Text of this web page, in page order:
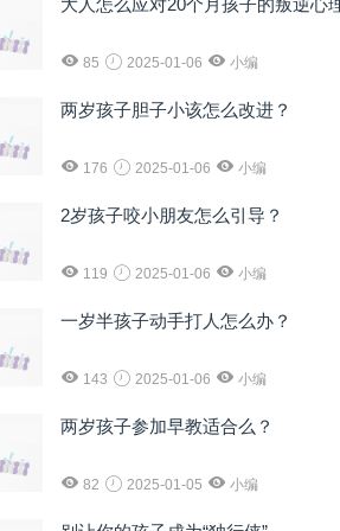
大人怎么应对20个月孩子的叛逆心
85 2025-01-06 小编
两岁孩子胆子小该怎么改进？
176 2025-01-06 小编
2岁孩子咬小朋友怎么引导？
119 2025-01-06 小编
一岁半孩子动手打人怎么办？
143 2025-01-06 小编
两岁孩子参加早教适合么？
82 2025-01-05 小编